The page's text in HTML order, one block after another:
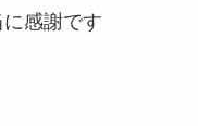
感謝です